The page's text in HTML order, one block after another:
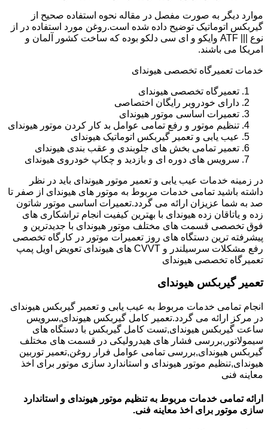
موارد دیگر به صورت مفصل در مقاله نحوه استفاده صحیح از
گیربکس اتوماتیک توضیح داده شده است.روغن مورد استفاده در از
نوع ||| ATF وایکو و ای سی دلکو بوده که ساخت کشور آلمان و
امریکا می باشند.
خدمات تعمیرگاه تخصصی هیوندای
تعمیرگاه تخصصی هیوندای
دارای خودروبر رایگان اختصاصی
تعمیرات اساسی موتور هیوندای
تنظیم موتور و رفع تمامی عوامل بد کار کردن موتور هیوندای
عیب یابی و تعمیر گیربکس اتوماتیک هیوندای
تعمیر تمامی بخش های جلوبندی و عقب بندی هیوندای
سرویس های دوره ای و بازدید و چکاپ خودروی هیوندای
در زمینه خدمات عیب یابی و تعمیر موتور هیوندای باید در نظر
داشته باشید تمامی خدمات مربوط به موتور های هیوندای از صفر تا
صد به شما عزیزان ارائه می گردد.تعمیرات اساسی موتور شاتون
زده و یاتاقان زده هیوندای با بهترین کیفیت انجام تراشکاری های
فوق تخصصی قسمت های مختلف موتور هیوندای با جدیدترین و
پیشرفته ترین دستگاه های روز تعمیرات موتور در کارگاه تخصصی
رفع مشکلات سرسیلندر و CVVT های هیوندای تعویض اویل پمپ
تعمیرگاه تخصصی هیوندای
تعمیر گیربکس هیوندای
انجام تمامی خدمات مربوط به عیب یابی و تعمیر گیربکس هیوندای
در مرکز ارائه می گردد.تعمیر کامل گیربکس هیوندای,سرویس
ساعت گیربکس هیوندای,تست کامل گیربکس با دستگاه های
سیمولاتور,بررسی فشار های هیدرولیکی در قسمت های مختلف
گیربکس هیوندای,بررسی تمامی عوامل فرار روغن,تعمیر توربین
هیوندای,تنظیم موتور هیوندای و استاندارد سازی موتور برای اخذ
معاینه فنی
ارائه تمامی خدمات مربوط به تنظیم موتور هیوندای و استاندارد
سازی موتور برای اخذ معاینه فنی.